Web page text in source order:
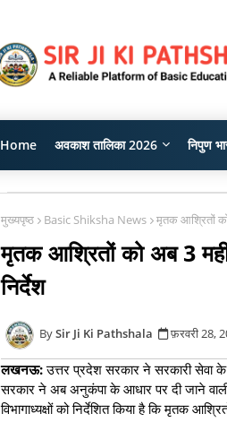
Home अवकाश तालिका 2026 निपुण
मुख्यपृष्ठ Basic Shiksha News मृतक आश्रितों
मृतक आश्रितों को अब 3
निर्देश
Sir Ji Ki Pathshala फ़रवरी 28,
लखनऊ:उत्तर प्रदेश सरकार ने सरकारी सेवा के
सरकार ने अब अनुकंपा के आधार पर दी जाने
विभागाध्यक्षों को निर्देशित किया है कि मृतक